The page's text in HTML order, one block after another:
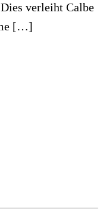
verleiht Calbe
[…]